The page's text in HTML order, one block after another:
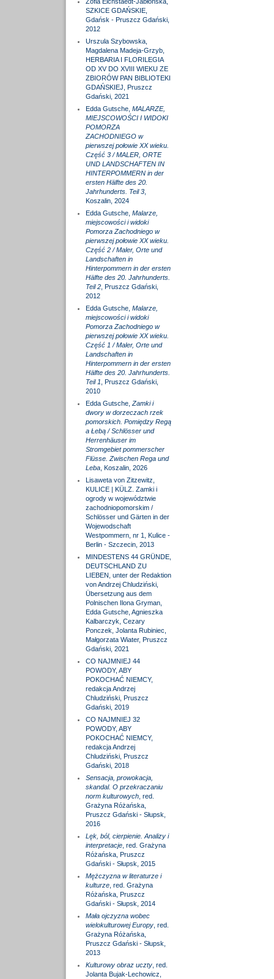
SZKICE GDAŃSKIE,
Gdańsk - Pruszcz Gdański,
2012
Urszula Szybowska,
Magdalena Madeja-Grzyb,
HERBARIA I FLORILEGIA
OD XV DO XVIII WIEKU ZE
ZBIORÓW PAN BIBLIOTEKI
GDAŃSKIEJ, Pruszcz
Gdański, 2021
Edda Gutsche, MALARZE,
MIEJSCOWOŚCI I WIDOKI
POMORZA
ZACHODNIEGO w
pierwszej połowie XX wieku.
Część 3 / MALER, ORTE
UND LANDSCHAFTEN IN
HINTERPOMMERN in der
ersten Hälfte des 20.
Jahrhunderts. Teil 3,
Koszalin, 2024
Edda Gutsche, Malarze,
miejscowości i widoki
Pomorza Zachodniego w
pierwszej połowie XX wieku.
Część 2 / Maler, Orte und
Landschaften in
Hinterpommern in der ersten
Hälfte des 20. Jahrhunderts.
Teil 2, Pruszcz Gdański,
2012
Edda Gutsche, Malarze,
miejscowości i widoki
Pomorza Zachodniego w
pierwszej połowie XX wieku.
Część 1 / Maler, Orte und
Landschaften in
Hinterpommern in der ersten
Hälfte des 20. Jahrhunderts.
Teil 1 , Pruszcz Gdański,
2010
Edda Gutsche, Zamki i
dwory w dorzeczach rzek
pomorskich. Pomiędzy Regą
a Łebą / Schlösser und
Herrenhäuser im
Stromgebiet pommerscher
Flüsse. Zwischen Rega und
Leba, Koszalin, 2026
Lisaweta von Zitzewitz,
KULICE | KÜLZ. Zamki i
ogrody w województwie
zachodniopomorskim /
Schlösser und Gärten in der
Wojewodschaft
Westpommern, nr 1, Kulice -
Berlin - Szczecin, 2013
MINDESTENS 44 GRÜNDE,
DEUTSCHLAND ZU
LIEBEN, unter der Redaktion
von Andrzej Chludziński,
Übersetzung aus dem
Polnischen Ilona Gryman,
Edda Gutsche, Agnieszka
Kalbarczyk, Cezary
Ponczek, Jolanta Rubiniec,
Małgorzata Wiater, Pruszcz
Gdański, 2021
CO NAJMNIEJ 44
POWODY, ABY
POKOCHAĆ NIEMCY,
redakcja Andrzej
Chludziński, Pruszcz
Gdański, 2019
CO NAJMNIEJ 32
POWODY, ABY
POKOCHAĆ NIEMCY,
redakcja Andrzej
Chludziński, Pruszcz
Gdański, 2018
Sensacja, prowokacja,
skandal. O przekraczaniu
norm kulturowych, red.
Grażyna Różańska,
Pruszcz Gdański - Słupsk,
2016
Lęk, ból, cierpienie. Analizy i
interpretacje, red. Grażyna
Różańska, Pruszcz
Gdański - Słupsk, 2015
Mężczyzna w literaturze i
kulturze, red. Grażyna
Różańska, Pruszcz
Gdański - Słupsk, 2014
Mała ojczyzna wobec
wielokulturowej Europy, red.
Grażyna Różańska,
Pruszcz Gdański - Słupsk,
2013
Kulturowy obraz uczty, red.
Jolanta Bujak-Lechowicz,